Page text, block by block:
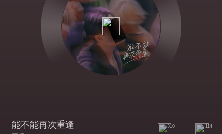
能不能再次重逢 310 114